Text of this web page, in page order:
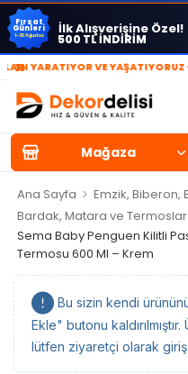
Fırsat
Günleri
1-30 Ağustos İlk Alışverişine Özel!
500 TL İNDİRİM
»YARATIYOR VE YAŞATIYORUZ
Mağaza
Ana Sayfa > Emzik, Biberon,
Bardak, Matara ve Termoslar
Sema Baby Penguen Kilitli
Termosu 600 Ml – Krem
Bu sizin kendi
Ekle" butonu
lütfen ziyaretçi olarak giriş